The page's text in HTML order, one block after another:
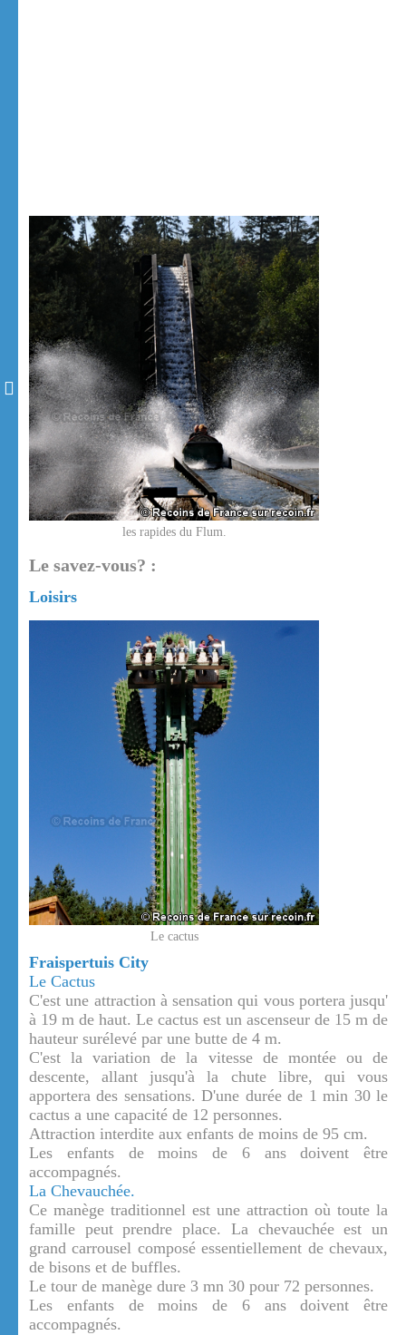
les rapides du Flum.
Le savez-vous? :
Loisirs
Le cactus
Fraispertuis City
Le Cactus
C'est une attraction à sensation qui vous portera jusqu'
à 19 m de haut. Le cactus est un ascenseur de 15 m de
hauteur surélevé par une butte de 4 m.
C'est la variation de la vitesse de montée ou de
descente, allant jusqu'à la chute libre, qui vous
apportera des sensations. D'une durée de 1 min 30 le
cactus a une capacité de 12 personnes.
Attraction interdite aux enfants de moins de 95 cm.
Les enfants de moins de 6 ans doivent être
accompagnés.
La Chevauchée.
Ce manège traditionnel est une attraction où toute la
famille peut prendre place. La chevauchée est un
grand carrousel composé essentiellement de chevaux,
de bisons et de buffles.
Le tour de manège dure 3 mn 30 pour 72 personnes.
Les enfants de moins de 6 ans doivent être
accompagnés.